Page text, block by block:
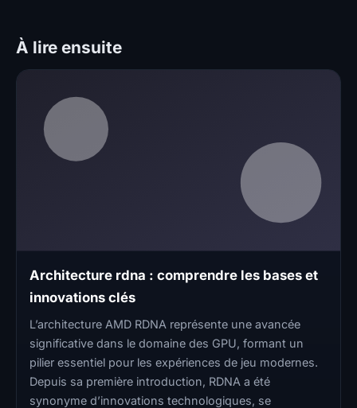
À lire ensuite
Architecture rdna : comprendre les bases et
innovations clés
L’architecture AMD RDNA représente une avancée
significative dans le domaine des GPU, formant un
pilier essentiel pour les expériences de jeu modernes.
Depuis sa première introduction, RDNA a été
synonyme d’innovations technologiques, se